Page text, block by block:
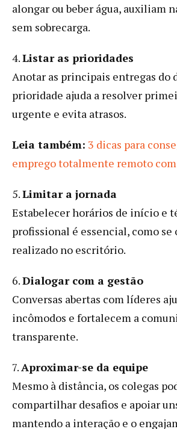
alongar ou beber água, auxiliam
sem sobrecarga.
4.Listar as prioridades
Anotar as principais entregas do
prioridade ajuda a resolver
urgente e evita atrasos.
Leia também: 3 dicas para
emprego totalmente remoto
5.Limitar a jornada
Estabelecer horários de início e
profissional é essencial, como se
realizado no escritório.
6.Dialogar com a gestão
Conversas abertas com líderes
incômodos e fortalecem a
transparente.
7.Aproximar-se da equipe
Mesmo à distância, os colegas
compartilhar desafios e apoiar
mantendo a interação e o